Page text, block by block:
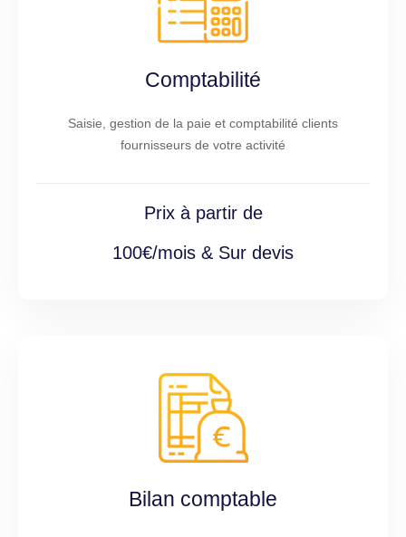
Comptabilité
Saisie, gestion de la paie et comptabilité clients
fournisseurs de votre activité
Prix à partir de
100€/mois & Sur devis
Bilan comptable